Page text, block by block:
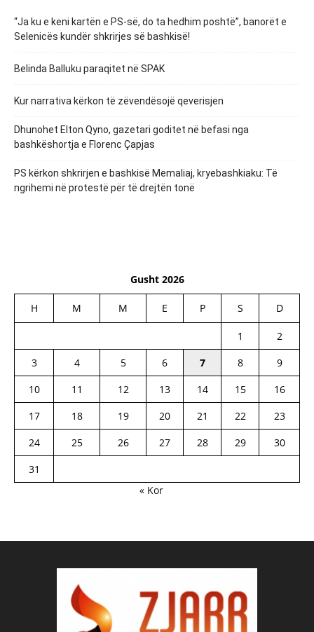
“Ja ku e keni kartën e PS-së, do ta hedhim poshtë”, banorët e
Selenicës kundër shkrirjes së bashkisë!
Belinda Balluku paraqitet në SPAK
Kur narrativa kërkon të zëvendësojë qeverisjen
Dhunohet Elton Qyno, gazetari goditet në befasi nga
bashkëshortja e Florenc Çapjas
PS kërkon shkrirjen e bashkisë Memaliaj, kryebashkiaku: Të
ngrihemi në protestë për të drejtën tonë
Gusht 2026
H M M E P S D
1
2
3
4 5 6 7 8
9
10
11 12 13 14 15
16
17
18 19 20 21 22
23
24
25 26 27 28 29
30
31
« Kor